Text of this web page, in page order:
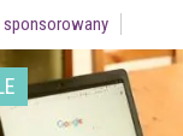
sponsorowany